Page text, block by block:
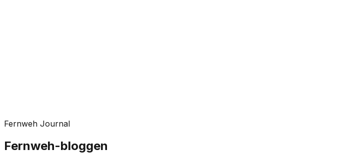
Fernweh Journal
Fernweh-bloggen